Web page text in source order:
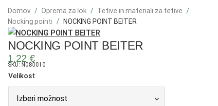
Domov Oprema za lok
Tetive in materiali za tetive
Nocking pointi
NOCKING POINT BEITER
NOCKING POINT BEITER
1,22 €
SKU: N080010
Velikost